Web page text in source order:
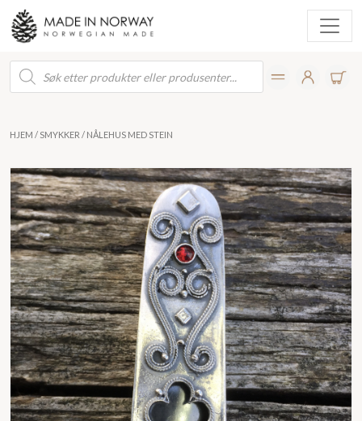
Products
search
HJEM / SMYKKER / NÅLEHUS MED STEIN